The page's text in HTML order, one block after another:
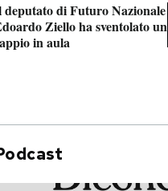
deputato di Futuro Nazionale
Ziello ha sventolato un
in aula